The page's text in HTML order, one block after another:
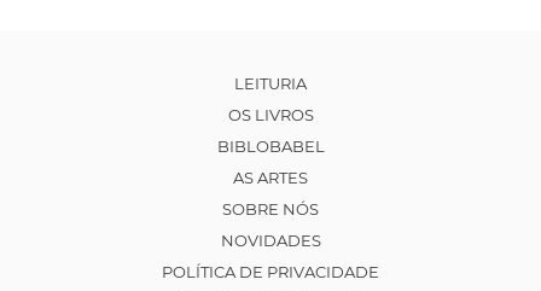
LEITURIA
OS LIVROS
BIBLOBABEL
AS ARTES
SOBRE NÓS
NOVIDADES
POLÍTICA DE PRIVACIDADE